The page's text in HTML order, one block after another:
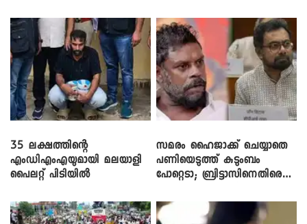
35 ലക്ഷത്തിന്റെ
എംഡിഎംഎയുമായി മലയാളി
പൈലറ്റ് പിടിയിൽ
സമരം ഹൈജാക്ക് ചെയ്യാതെ
പണിയെടുത്ത് കുടുംബം
പോറ്റെടാ; ബ്രിട്ടാസിനെതിരെ